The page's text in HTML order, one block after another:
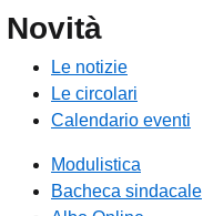
Novità
Le notizie
Le circolari
Calendario eventi
Modulistica
Bacheca sindacale